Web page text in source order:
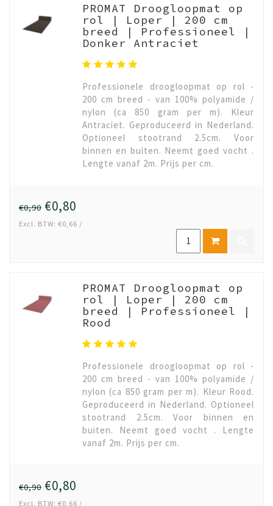
PROMAT Droogloopmat op
rol | Loper | 200 cm
breed | Professioneel |
Donker Antraciet
Professionele droogloopmat op rol -
200 cm breed - van 100% polyamide /
nylon (ca 850 gram per m). Kleur
Antraciet. Geproduceerd in Nederland.
Optioneel stootrand 2.5cm. Voor
binnen en buiten. Neemt goed vocht .
Lengte vanaf 2m. Prijs per cm.
€0,90 €0,80
Excl. BTW: €0,66 /
PROMAT Droogloopmat op
rol | Loper | 200 cm
breed | Professioneel |
Rood
Professionele droogloopmat op rol -
200 cm breed - van 100% polyamide /
nylon (ca 850 gram per m). Kleur Rood.
Geproduceerd in Nederland. Optioneel
stootrand 2.5cm. Voor binnen en
buiten. Neemt goed vocht . Lengte
vanaf 2m. Prijs per cm.
€0,90 €0,80
Excl. BTW: €0,66 /